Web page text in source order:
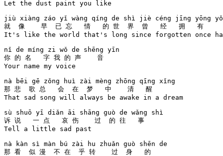
Let the dust paint you like
jiù xiàng záo yǐ wàng qíng de shì jiè céng jīng yōng
就  像    早  已 忘   情   的 世  界  曾   经   拥   有
It's like the world that's long since forgotten once
nǐ de míng zi wǒ de shēng yīn
你 的 名   字 我 的 声    音
Your name my voice
nà bēi gē zǒng huì zài mèng zhōng qīng xǐng
那 悲  歌 总   会  在  梦   中    清   醒
That sad song will always be awake in a dream
sù shuō yī diǎn āi shāng guò de wǎng shì
诉 说   一 点   哀 伤    过  的 往   事
Tell a little sad past
nà kàn sì màn bú zài hu zhuǎn guò shēn de
那 看  似 漫  不 在  乎 转    过  身   的